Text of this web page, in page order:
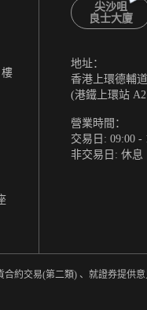
尖沙咀
良士大廈
地址：
香港上環德輔
(港鐵上環站
營業時間：
交易日: 09:00 -
非交易日: 休息
約交易(第二類) 、就證券提